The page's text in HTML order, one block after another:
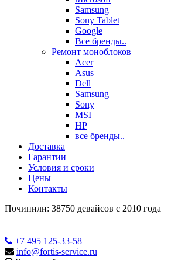
Samsung
Sony Tablet
Google
Все бренды..
Ремонт моноблоков
Acer
Asus
Dell
Samsung
Sony
MSI
HP
все бренды..
Доставка
Гарантии
Условия и сроки
Цены
Контакты
Починили: 38750 девайсов с 2010 года
+7 495 125-33-58
info@fortis-service.ru